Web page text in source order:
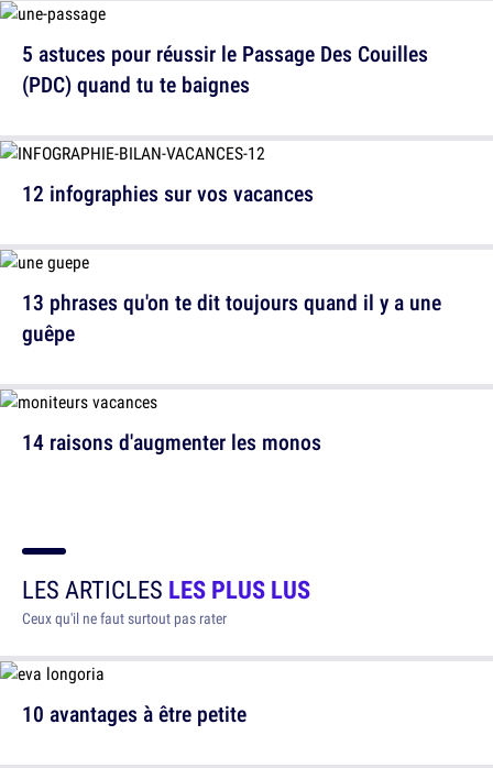
5 astuces pour réussir le Passage Des Couilles
(PDC) quand tu te baignes
13 phrases qu'on te dit toujours quand il y a une
guêpe
12 infographies sur vos vacances
14 raisons d'augmenter les monos
LES ARTICLES LES PLUS LUS
Ceux qu'il ne faut surtout pas rater
10 avantages à être petite